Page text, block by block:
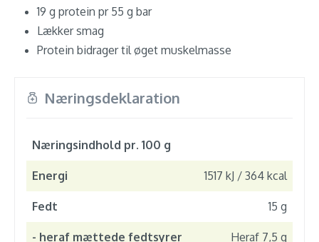
19 g protein pr 55 g bar
Lækker smag
Protein bidrager til øget muskelmasse
Næringsdeklaration
Næringsindhold pr. 100 g
Energi 1517 kJ / 364 kcal
Fedt 15 g
- heraf mættede fedtsyrer Heraf 7,5 g